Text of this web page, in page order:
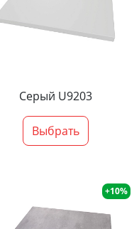
Серый U9203
Выбрать
+10%